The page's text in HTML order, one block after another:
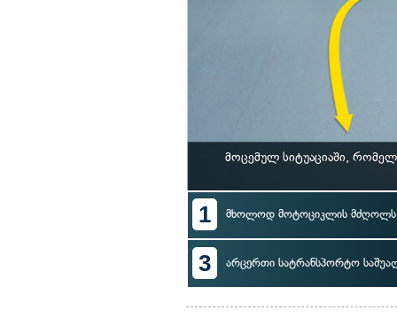
მოცემულ სიტუაციაში,
1 მხოლოდ მოტოციკლის მძღოლს
3 არცერთი სატრანსპორტო